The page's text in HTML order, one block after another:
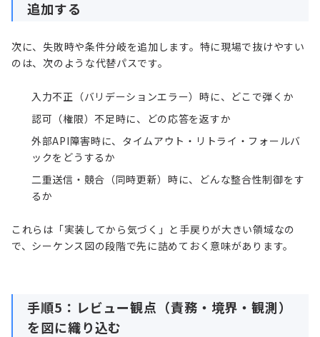
追加する
次に、失敗時や条件分岐を追加します。特に現場で抜けやすい
のは、次のような代替パスです。
入力不正（バリデーションエラー）時に、どこで弾くか
認可（権限）不足時に、どの応答を返すか
外部API障害時に、タイムアウト・リトライ・フォールバ
ックをどうするか
二重送信・競合（同時更新）時に、どんな整合性制御をす
るか
これらは「実装してから気づく」と手戻りが大きい領域なの
で、シーケンス図の段階で先に詰めておく意味があります。
手順5：レビュー観点（責務・境界・観測）
を図に織り込む